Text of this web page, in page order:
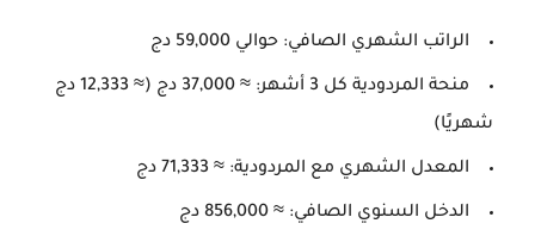
الراتب الشهري الصافي: حوالي 59,000 دج
منحة المردودية كل 3 أشهر: ≈ 37,000 دج
(≈ 12,333 دج
شهريًا)
المعدل الشهري مع المردودية: ≈ 71,333 دج
الدخل السنوي الصافي: ≈ 856,000 دج